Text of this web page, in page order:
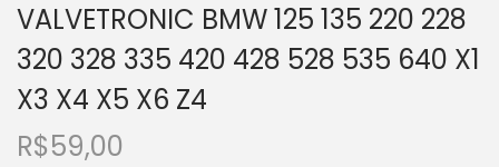
VALVETRONIC BMW 125 135 220 228
320 328 335 420 428 528 535 640 X1
X3 X4 X5 X6 Z4
R$59,00